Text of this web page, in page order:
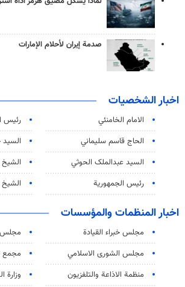
صدمة إيران لأحلام الإمارات
اخبار الشخصيات
الامام الخامنئي
رئیس
الحاج قاسم سليماني
السید عبدالملک الحوثي
رئيس الجمهورية
الشيخ
اخبار المنظمات والمؤسسات
مجلس خبراء القيادة
مجلس
مجلس الشورى الاسلامي
مجمع
منظمة الاذاعة والتلفزیون
وزارة